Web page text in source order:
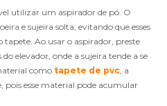
utilizar um aspirador de pó. O
e sujeira solta, evitando que esses
tapete. Ao usar o aspirador, preste
elevador, onde a sujeira tende a se
como tapete de pvc , a
esse material pode acumular